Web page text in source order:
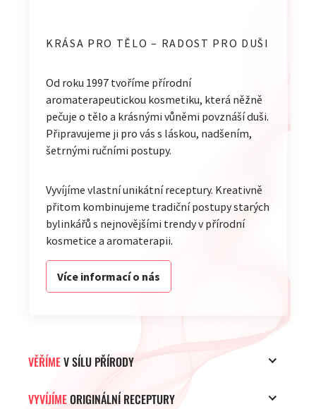
KRÁSA PRO TĚLO – RADOST PRO DUŠI
Od roku 1997 tvoříme přírodní
aromaterapeutickou kosmetiku, která něžně
pečuje o tělo a krásnými vůněmi povznáší duši.
Připravujeme ji pro vás s láskou, nadšením,
šetrnými ručními postupy.
Vyvíjíme vlastní unikátní receptury. Kreativně
přitom kombinujeme tradiční postupy starých
bylinkářů s nejnovějšími trendy v přírodní
kosmetice a aromaterapii.
Více informací o nás
VĚŘÍMEV SÍLU PŘÍRODY
VYVÍJÍMEORIGINÁLNÍ RECEPTURY